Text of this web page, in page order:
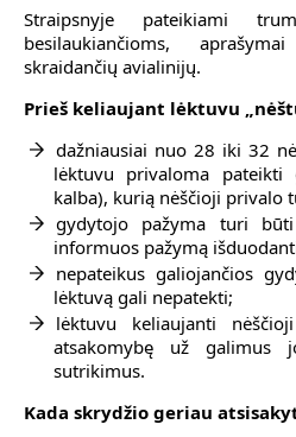
Straipsnyje pateikiami
besilaukiančioms,
skraidančių avialinijų.
Prieš keliaujant lėktuvu
dažniausiai nuo 28 iki 32
lėktuvu privaloma pateikti
kalba), kurią nėščioji privalo
gydytojo pažyma turi
informuos pažymą
nepateikus galiojančios
lėktuvą gali nepatekti;
lėktuvu keliaujanti
atsakomybę už galimus
sutrikimus.
Kada skrydžio geriau